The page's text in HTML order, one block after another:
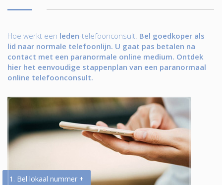
Hoe werkt een leden-telefoonconsult. Bel goedkoper als
lid naar normale telefoonlijn. U gaat pas betalen na
contact met een paranormale online medium. Ontdek
hier het eenvoudige stappenplan van een paranormaal
online telefoonconsult.
1. Bel lokaal nummer +